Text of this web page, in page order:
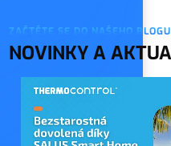
ZAČTĚTE SE DO NAŠEHO BLOGU
NOVINKY A